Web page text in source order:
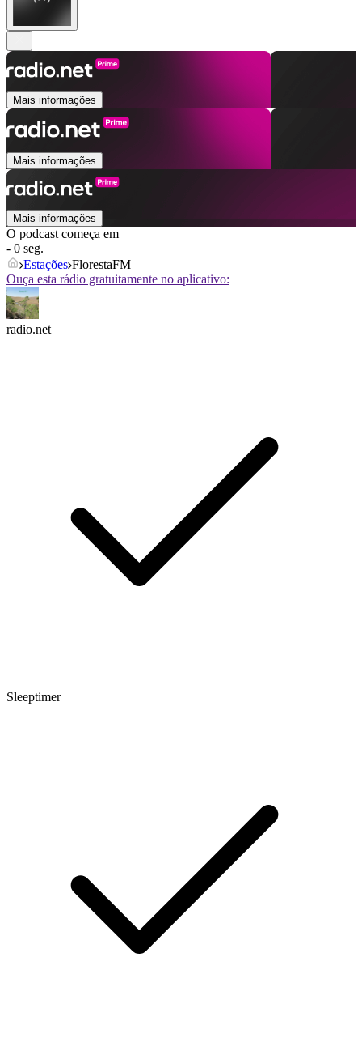
Mais informações
Mais informações
Mais informações
O podcast começa em
- 0 seg.
Estações FlorestaFM
Ouça esta rádio gratuitamente no aplicativo:
radio.net
Sleeptimer